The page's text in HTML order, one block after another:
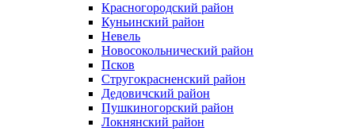
Красногородский район
Куньинский район
Невель
Новосокольнический район
Псков
Стругокрасненский район
Дедовичский район
Пушкиногорский район
Локнянский район